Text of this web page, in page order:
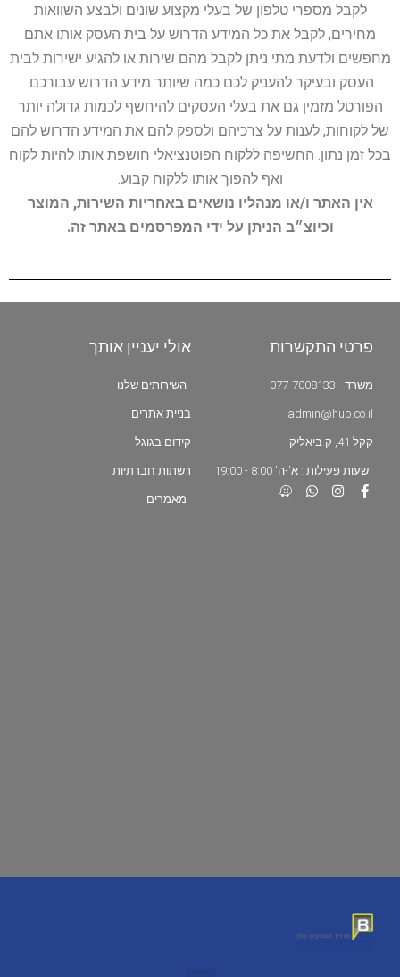
לקבל מספרי טלפון של בעלי מקצוע שונים ולבצע השוואות
מחירים, לקבל את כל המידע הדרוש על בית העסק אותו אתם
מחפשים ולדעת מתי ניתן לקבל מהם שירות או להגיע ישירות לבית
העסק ובעיקר להעניק לכם כמה שיותר מידע הדרוש עבורכם.
הפורטל מזמין גם את בעלי העסקים להיחשף לכמות גדולה יותר
של לקוחות, לענות על צרכיהם ולספק להם את המידע הדרוש להם
בכל זמן נתון. החשיפה ללקוח הפוטנציאלי חושפת אותו להיות לקוח
ואף להפוך אותו ללקוח קבוע.
אין האתר ו/או מנהליו נושאים באחריות השירות, המוצר
וכיוצ״ב הניתן על ידי המפרסמים באתר זה.
פרטי התקשרות
משרד - 077-7008133
admin@hub.co.il
קקל 41, ק.ביאליק
שעות פעילות : א'-ה' 8:00 - 19:00
אולי יעניין אותך
השירותים שלנו
בניית אתרים
קידום בגוגל
רשתות חברתיות
מאמרים